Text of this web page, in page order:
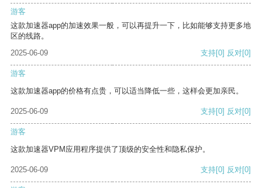
游客
这款加速器app的加速效果一般，可以再提升一下，比如能够支持更多地
区的线路。
2025-06-09
支持[0] 反对[0]
游客
这款加速器app的价格有点贵，可以适当降低一些，这样会更加亲民。
2025-06-09 支持[0] 反对[0]
游客
这款加速器VPM应用程序提供了顶级的安全性和隐私保护。
2025-06-09 支持[0] 反对[0]